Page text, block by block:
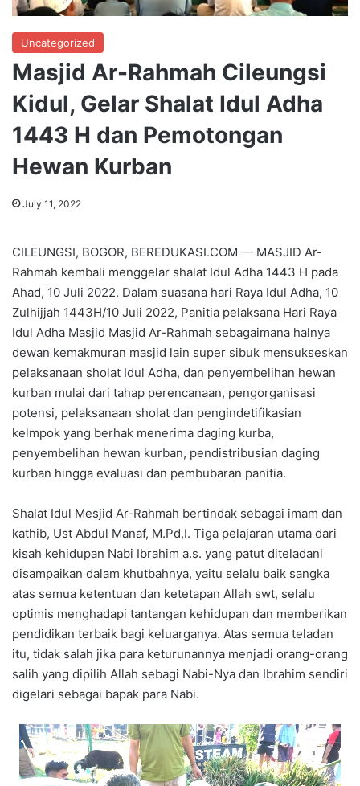
Uncategorized
Masjid Ar-Rahmah Cileungsi
Kidul, Gelar Shalat Idul Adha
1443 H dan Pemotongan
Hewan Kurban
July 11, 2022
CILEUNGSI, BOGOR, BEREDUKASI.COM — MASJID Ar-
Rahmah kembali menggelar shalat Idul Adha 1443 H pada
Ahad, 10 Juli 2022. Dalam suasana hari Raya Idul Adha, 10
Zulhijjah 1443H/10 Juli 2022, Panitia pelaksana Hari Raya
Idul Adha Masjid Masjid Ar-Rahmah sebagaimana halnya
dewan kemakmuran masjid lain super sibuk mensukseskan
pelaksanaan sholat Idul Adha, dan penyembelihan hewan
kurban mulai dari tahap perencanaan, pengorganisasi
potensi, pelaksanaan sholat dan pengindetifikasian
kelmpok yang berhak menerima daging kurba,
penyembelihan hewan kurban, pendistribusian daging
kurban hingga evaluasi dan pembubaran panitia.
Shalat Idul Mesjid Ar-Rahmah bertindak sebagai imam dan
kathib, Ust Abdul Manaf, M.Pd,I. Tiga pelajaran utama dari
kisah kehidupan Nabi Ibrahim a.s. yang patut diteladani
disampaikan dalam khutbahnya, yaitu selalu baik sangka
atas semua ketentuan dan ketetapan Allah swt, selalu
optimis menghadapi tantangan kehidupan dan memberikan
pendidikan terbaik bagi keluarganya. Atas semua teladan
itu, tidak salah jika para keturunannya menjadi orang-orang
salih yang dipilih Allah sebagi Nabi-Nya dan Ibrahim sendiri
digelari sebagai bapak para Nabi.